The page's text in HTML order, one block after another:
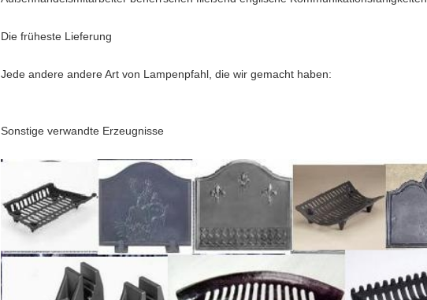
Die früheste Lieferung
Jede andere andere Art von Lampenpfahl, die wir gemacht haben:
Sonstige verwandte Erzeugnisse